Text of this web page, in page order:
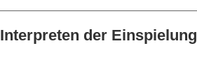
Interpreten der Einspielung